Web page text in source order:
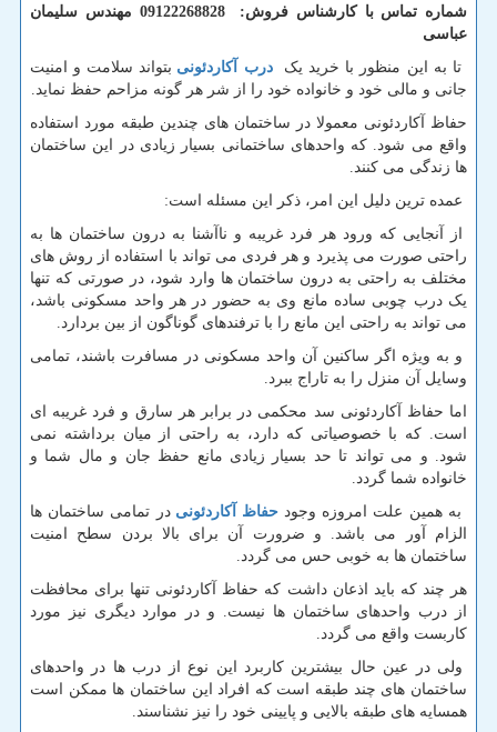
شماره تماس با کارشناس فروش: 09122268828 مهندس سلیمان
عباسی
تا به این منظور با خرید یکدرب آکاردئونی بتواند سلامت و امنیت
جانی و مالی خود و خانواده خود را از شر هر گونه مزاحم حفظ نماید.
حفاظ آکاردئونی معمولا در ساختمان های چندین طبقه مورد استفاده
واقع می شود. که واحدهای ساختمانی بسیار زیادی در این ساختمان
ها زندگی می کنند.
عمده ترین دلیل این امر، ذکر این مسئله است:
از آنجایی که ورود هر فرد غریبه و ناآشنا به درون ساختمان ها به
راحتی صورت می پذیرد و هر فردی می تواند با استفاده از روش های
مختلف به راحتی به درون ساختمان ها وارد شود، در صورتی که تنها
یک درب چوبی ساده مانع وی به حضور در هر واحد مسکونی باشد،
می تواند به راحتی این مانع را با ترفندهای گوناگون از بین بردارد.
و به ویژه اگر ساکنین آن واحد مسکونی در مسافرت باشند، تمامی
وسایل آن منزل را به تاراج ببرد.
اما حفاظ آکاردئونی سد محکمی در برابر هر سارق و فرد غریبه ای
است. که با خصوصیاتی که دارد، به راحتی از میان برداشته نمی
شود. و می تواند تا حد بسیار زیادی مانع حفظ جان و مال شما و
خانواده شما گردد.
به همین علت امروزه وجودحفاظ آکاردئونی در تمامی ساختمان ها
الزام آور می باشد. و ضرورت آن برای بالا بردن سطح امنیت
ساختمان ها به خوبی حس می گردد.
هر چند که باید اذعان داشت که حفاظ آکاردئونی تنها برای محافظت
از درب واحدهای ساختمان ها نیست. و در موارد دیگری نیز مورد
کاربست واقع می گردد.
ولی در عین حال بیشترین کاربرد این نوع از درب ها در واحدهای
ساختمان های چند طبقه است که افراد این ساختمان ها ممکن است
همسایه های طبقه بالایی و پایینی خود را نیز نشناسند.